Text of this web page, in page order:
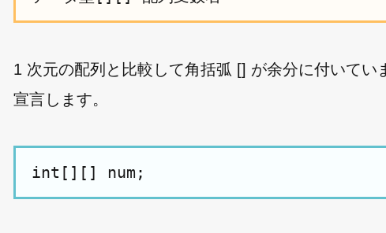
1 次元の配列と比較して角括弧 [] が余分に付いて
宣言します。